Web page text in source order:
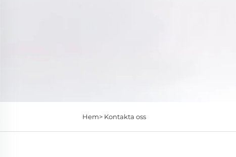
Hem> Kontakta oss